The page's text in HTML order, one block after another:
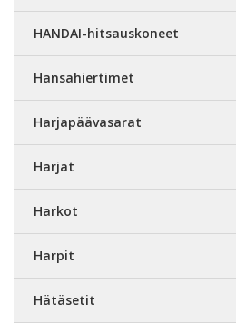
HANDAI-hitsauskoneet
Hansahiertimet
Harjapäävasarat
Harjat
Harkot
Harpit
Hätäsetit